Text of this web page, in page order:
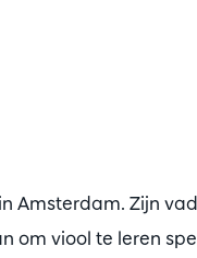
Amsterdam. Zijn
viool te leren